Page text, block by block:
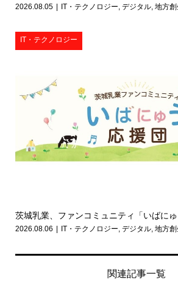
2026.08.05 IT・テクノロジー, デジタル, 地方創
IT・テクノロジー
茨城乳業、ファンコミュニティ「いばに
2026.08.06 IT・テクノロジー, デジタル, 地方創
関連記事一覧